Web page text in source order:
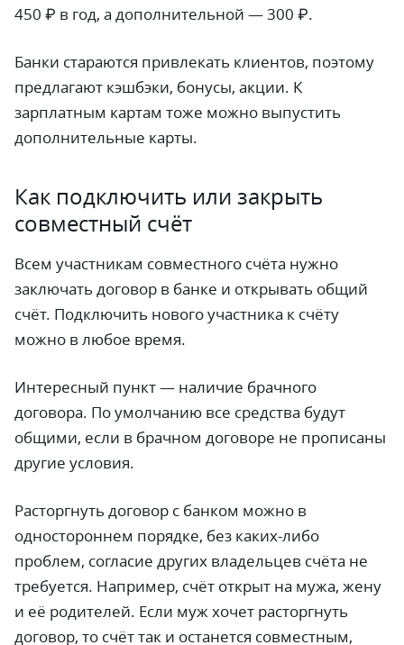
450 ₽ в год, а дополнительной — 300 ₽.
Банки стараются привлекать клиентов, поэтому
предлагают кэшбэки, бонусы, акции. К
зарплатным картам тоже можно выпустить
дополнительные карты.
Как подключить или закрыть
совместный счёт
Всем участникам совместного счёта нужно
заключать договор в банке и открывать общий
счёт. Подключить нового участника к счёту
можно в любое время.
Интересный пункт — наличие брачного
договора. По умолчанию все средства будут
общими, если в брачном договоре не прописаны
другие условия.
Расторгнуть договор с банком можно в
одностороннем порядке, без каких-либо
проблем, согласие других владельцев счёта не
требуется. Например, счёт открыт на мужа, жену
и её родителей. Если муж хочет расторгнуть
договор, то счёт так и останется совместным,